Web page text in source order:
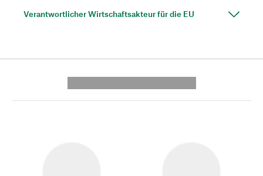
Verantwortlicher Wirtschaftsakteur für die EU